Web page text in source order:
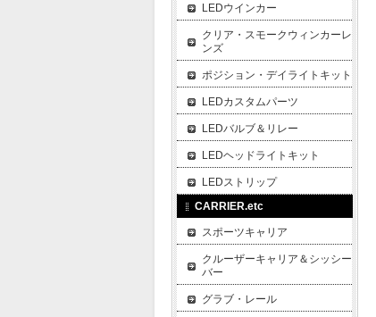
LEDウインカー
クリア・スモークウィンカーレ
ンズ
ポジション・デイライトキット
LEDカスタムパーツ
LEDバルブ＆リレー
LEDヘッドライトキット
LEDストリップ
CARRIER.etc
スポーツキャリア
クルーザーキャリア＆シッシー
バー
グラブ・レール